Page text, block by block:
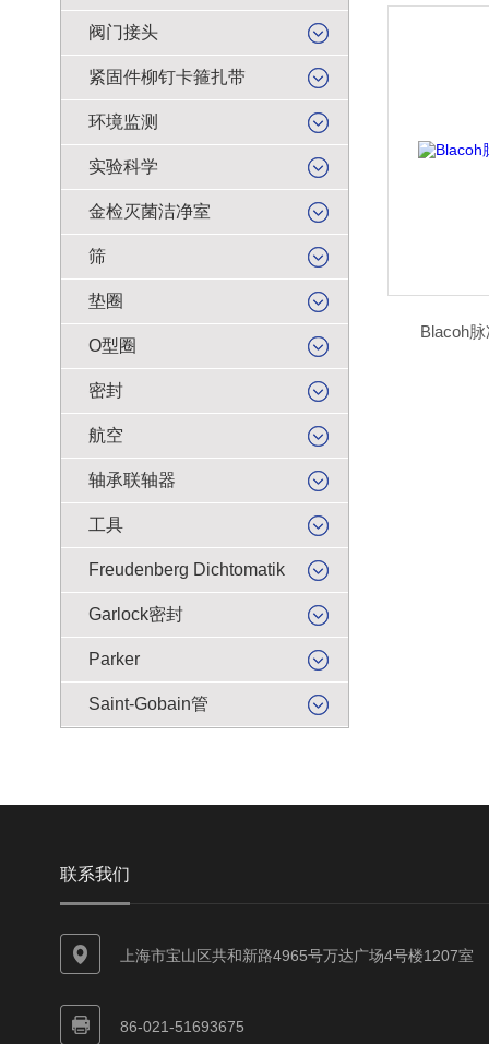
阀门接头
紧固件柳钉卡箍扎带
环境监测
实验科学
金检灭菌洁净室
筛
垫圈
O型圈
密封
航空
轴承联轴器
工具
Freudenberg Dichtomatik
Garlock密封
Parker
Saint-Gobain管
Blacoh
联系我们
上海市宝山区共和新路4965号万达广场4号楼1207室
86-021-51693675